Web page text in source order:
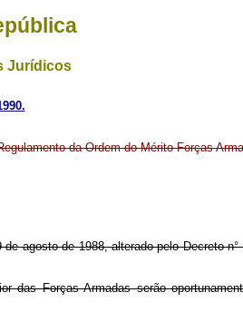
Jurídicos
da Ordem do Mérito Forças
agosto de 1988, alterado pelo Decreto
das Forças Armadas serão